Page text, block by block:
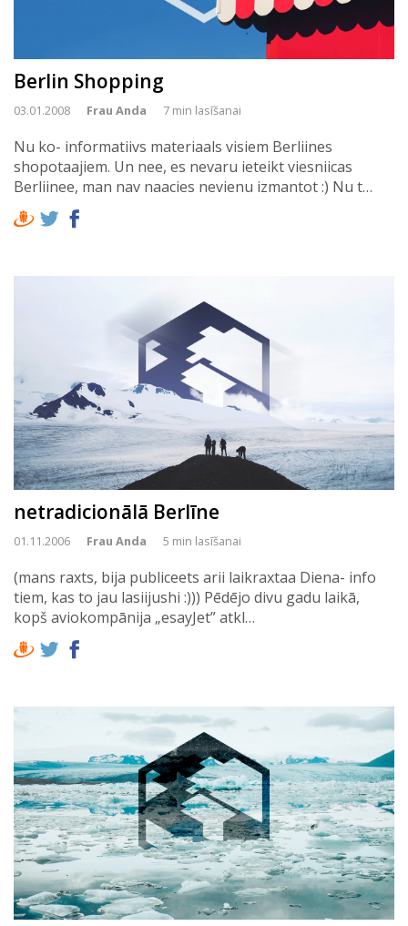
Berlin Shopping
03.01.2008 Frau Anda 7 min lasīšanai
Nu ko- informatiivs materiaals visiem Berliines
shopotaajiem. Un nee, es nevaru ieteikt viesniicas
Berliinee, man nav naacies nevienu izmantot :) Nu t…
netradicionālā Berlīne
01.11.2006 Frau Anda 5 min lasīšanai
(mans raxts, bija publiceets arii laikraxtaa Diena- info
tiem, kas to jau lasiijushi :))) Pēdējo divu gadu laikā,
kopš aviokompānija „esayJet” atkl…